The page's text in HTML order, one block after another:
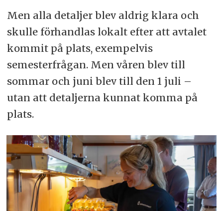
Men alla detaljer blev aldrig klara och
skulle förhandlas lokalt efter att avtalet
kommit på plats, exempelvis
semesterfrågan. Men våren blev till
sommar och juni blev till den 1 juli –
utan att detaljerna kunnat komma på
plats.